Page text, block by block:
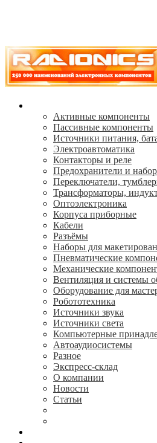
Активные компоненты
Пассивные компоненты
Источники питания,
Электроавтоматика
Контакторы и реле
Предохранители и
Переключатели,
Трансформаторы,
Oптоэлектроника
Корпуса приборные
Кабели
Разъёмы
Наборы для
Пневматические
Механические
Вентиляция и системы
Оборудование для
Робототехника
Источники звука
Источники света
Компьютерные
Автоаудиосистемы
Разное
Экспресс-склад
О компании
Новости
Статьи